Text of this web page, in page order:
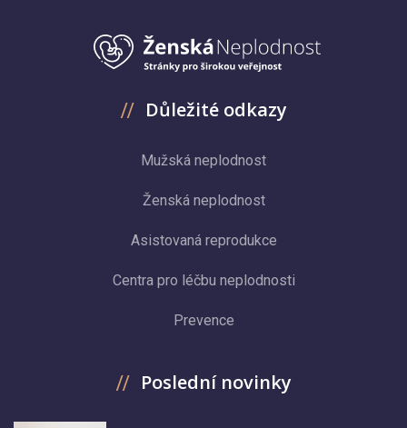
Důležité odkazy
Mužská neplodnost
Ženská neplodnost
Asistovaná reprodukce
Centra pro léčbu neplodnosti
Prevence
Poslední novinky